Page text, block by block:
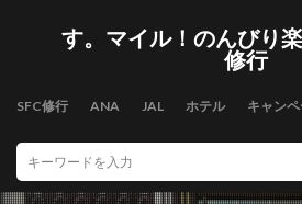
す。マイル！のんびり楽
修行
SFC修行 ANA JAL ホテル キャン